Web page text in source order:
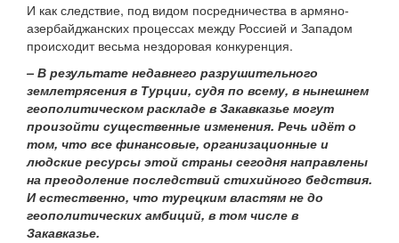
И как следствие, под видом посредничества в армяно-
азербайджанских процессах между Россией и Западом
происходит весьма нездоровая конкуренция.
– В результате недавнего разрушительного
землетрясения в Турции, судя по всему, в нынешнем
геополитическом раскладе в Закавказье могут
произойти существенные изменения. Речь идёт о
том, что все финансовые, организационные и
людские ресурсы этой страны сегодня направлены
на преодоление последствий стихийного бедствия.
И естественно, что турецким властям не до
геополитических амбиций, в том числе в
Закавказье.